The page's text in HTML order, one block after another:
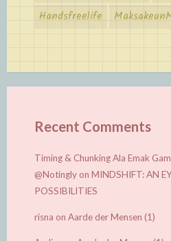
Handsfreelife
Recent Comments
Timing & Chunking Ala Emak
@Notingly on MINDSHIFT: AN
POSSIBILITIES
risna on Aarde der Mensen (1)